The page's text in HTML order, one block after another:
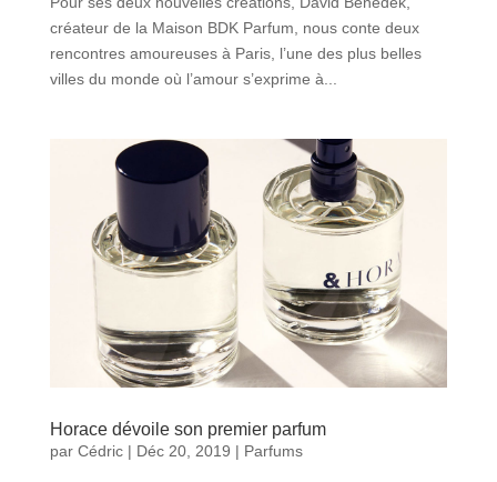
créateur de la Maison BDK Parfum, nous conte deux
rencontres amoureuses à Paris, l’une des plus belles
villes du monde où l’amour s’exprime à...
Horace dévoile son premier parfum
par Cédric| Déc 20, 2019 | Parfums